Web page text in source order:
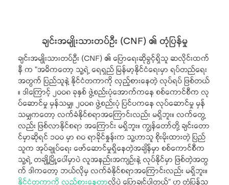
ချင်းအမျိုးသားတပ်ဦး (CNF) ၏ တုံပြန်မှု
ချင်းအမျိုးသားတပ်ဦး (CNF) ၏ ပြောရေးဆိုခွင့်ရှိသူ ဆလိုင်းထက်
နီ က “အဓိကတော့ သူ့ရဲ့ ရေရှည် မြန်မာ့နိုင်ငံရေးမှာ ရပ်တည်ရေး
အတွက် ပြည်သူနဲ့ နိုင်ငံတကာကို လှည့်စားနေတဲ့ လုပ်ရပ် ဖြစ်တယ်
။ ဒါကြောင့် ၂၀၀၈ ခုနှစ် ဖွဲ့စည်းပုံအောက်ကနေ စစ်ကောင်စီက လု
ပ်ဆောင်မှု မှန်သမျှ၊ ၂၀၀၈ ဖွဲ့စည်းပုံ ပြင်ပကနေ လုပ်ဆောင်မှု မှန်
သမျှကတော့ လက်ခံနိုင်စရာအကြောင်းလည်း မရှိဘူး။ လက်တွေ့
လည်း ဖြစ်လာနိုင်စရာ အကြောင်း မရှိဘူး။ ကျွန်တော်တို့ ချင်းတော
င်မှာဆိုရင် ၁၀၀ မှာ ၈၀ ရာခိုင်နှုန်းက သူ့ဟာသူ စိုးမိုးထားတဲ့ ပြည်
သူက အုပ်ချုပ်ရေး ဖော်ဆောင်မှုရှိနေတဲ့အချိန်မှာ စစ်ကောင်စီက
သူ့ရဲ့ တချို့မြို့ပေါ်မှာပဲ လူအနည်းအကျဉ်းနဲ့ လုပ်နိုင်မှာ ဖြစ်တဲ့အတွ
က် ဒါကတော့ ဘယ်လိုမှ လက်ခံနိုင်စရာအကြောင်းလည်း မရှိဘူး။